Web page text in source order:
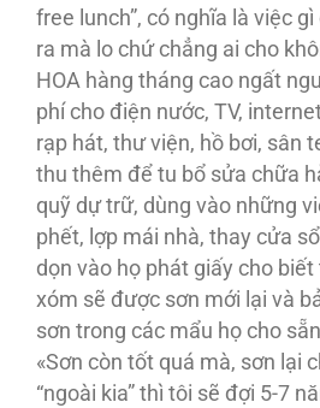
free lunch”, có nghĩa là việc
ra mà lo chứ chẳng ai cho
HOA hàng tháng cao ngất
phí cho điện nước, TV,
rạp hát, thư viện, hồ bơi, sân
thu thêm để tu bổ sửa chữa
quỹ dự trữ, dùng vào những
phết, lợp mái nhà, thay cửa
dọn vào họ phát giấy cho
xóm sẽ được sơn mới lại và
sơn trong các mẩu họ cho
«Sơn còn tốt quá mà, sơn lại
“ngoài kia” thì tôi sẽ đợi 5-7